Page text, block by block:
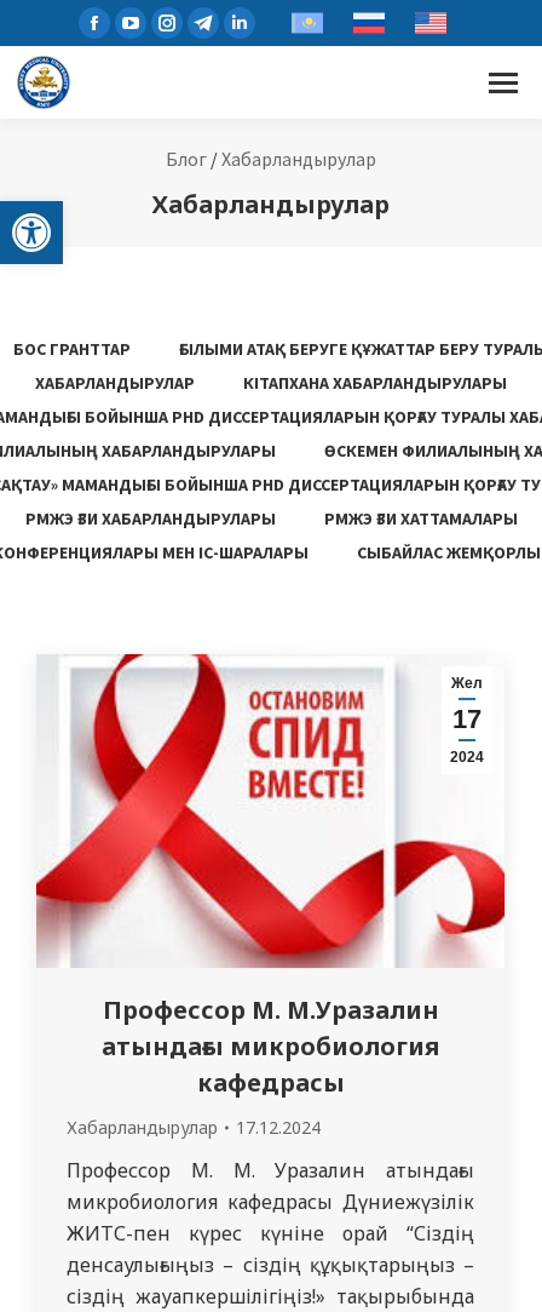
Open toolbar
Блог /Хабарландырулар
Хабарландырулар
БОС ГРАНТТАР
ҒЫЛЫМИ АТАҚ БЕРУГЕ ҚҰЖАТТАР БЕРУ
ХАБАРЛАНДЫРУЛАР
КІТАПХАНА ХАБАРЛАНДЫРУЛАРЫ
БОЙЫНША PHD ДИССЕРТАЦИЯЛАРЫН ҚОРҒАУ ТУРАЛЫ
ХАБАРЛАНДЫРУЛАРЫ
ӨСКЕМЕН ФИЛИАЛЫНЫҢ
МАМАНДЫҒЫ БОЙЫНША PHD ДИССЕРТАЦИЯЛАРЫН ҚОРҒАУ
РМЖЭ ҒЗИ ХАБАРЛАНДЫРУЛАРЫ
РМЖЭ ҒЗИ ХАТТАМАЛАРЫ
МЕН ІС-ШАРАЛАРЫ
СЫБАЙЛАС
Жел
17
2024
Профессор М. М.Уразалин
атындағы микробиология
кафедрасы
Хабарландырулар 17.12.2024
Профессор М. М. Уразалин атындағы
микробиология кафедрасы Дүниежүзілік
ЖИТС-пен күрес күніне орай “Сіздің
денсаулығыңыз – сіздің құқықтарыңыз –
сіздің жауапкершілігіңіз!» тақырыбында